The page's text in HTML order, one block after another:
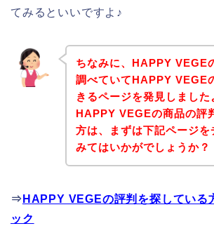
てみるといいですよ♪
ちなみに、HAPPY VEGE
調べていてHAPPY VEGE
きるページを発見しました
HAPPY VEGEの商品の評
方は、まずは下記ページを
みてはいかがでしょうか？
⇒ HAPPY VEGEの評判を探している
ック